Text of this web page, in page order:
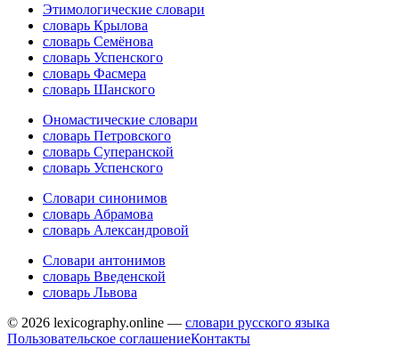
Этимологические словари
словарь Крылова
словарь Семёнова
словарь Успенского
словарь Фасмера
словарь Шанского
Ономастические словари
словарь Петровского
словарь Суперанской
словарь Успенского
Словари синонимов
словарь Абрамова
словарь Александровой
Словари антонимов
словарь Введенской
словарь Львова
© 2026 lexicography.online — словари русского языка
Пользовательское соглашениеКонтакты